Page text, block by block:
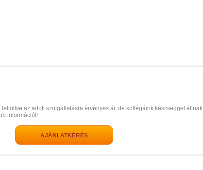
az adott szolgáltatásra érvényes ár, de kollégáink készséggel állnak
információt!
AJÁNLATKÉRÉS